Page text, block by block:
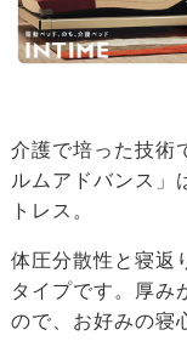
介護で培った技術
ルムアドバンス」
トレス。
体圧分散性と寝返
タイプです。厚み
ので、お好みの寝